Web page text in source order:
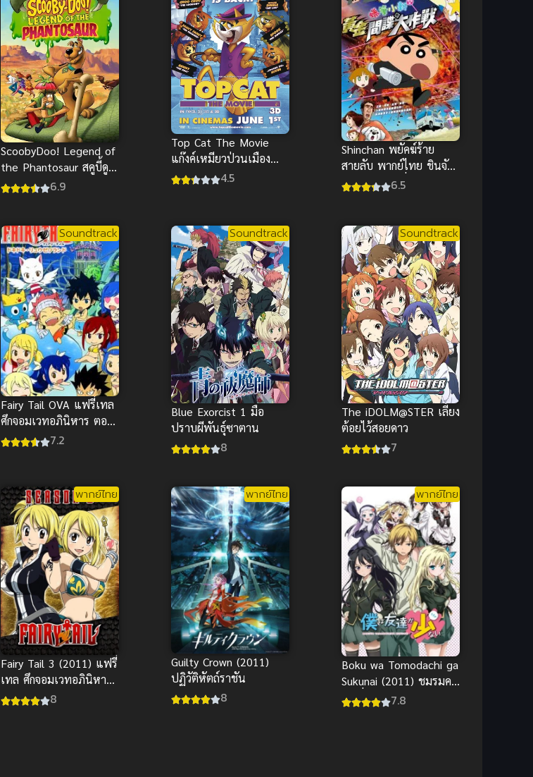
ScoobyDoo! Legend of
the Phantosaur สคูบี้ดู!
ไดโนเสาร์คืนชีพ
6.9
Top Cat The Movie
แก๊งค์เหมียวป่วนเมือง
พากย์ไทย อนิเมะแมว
4.5
Shinchan พยัคฆ์ร้าย
สายลับ พากย์ไทย ชินจัง
จอมแก่น มูฟวี่ดูเพลิ
6.5
Soundtrack
Fairy Tail OVA แฟรี่เทล
ศึกจอมเวทอภินิหาร ตอน
พิเศษ
7.2
Soundtrack
Blue Exorcist 1 มือ
ปราบผีพันธุ์ซาตาน
8
Soundtrack
The iDOLM@STER เลี้ยง
ต้อยไว้สอยดาว
7
พากย์ไทย
Fairy Tail 3 (2011) แฟรี่
เทล ศึกจอมเวทอภินิหาร
ภาค 3
8
พากย์ไทย
Guilty Crown (2011)
ปฏิวัติหัตถ์ราชัน
8
พากย์ไทย
Boku wa Tomodachi ga
Sukunai (2011) ชมรมคน
ไร้เพื่อน ภาค 1
7.8